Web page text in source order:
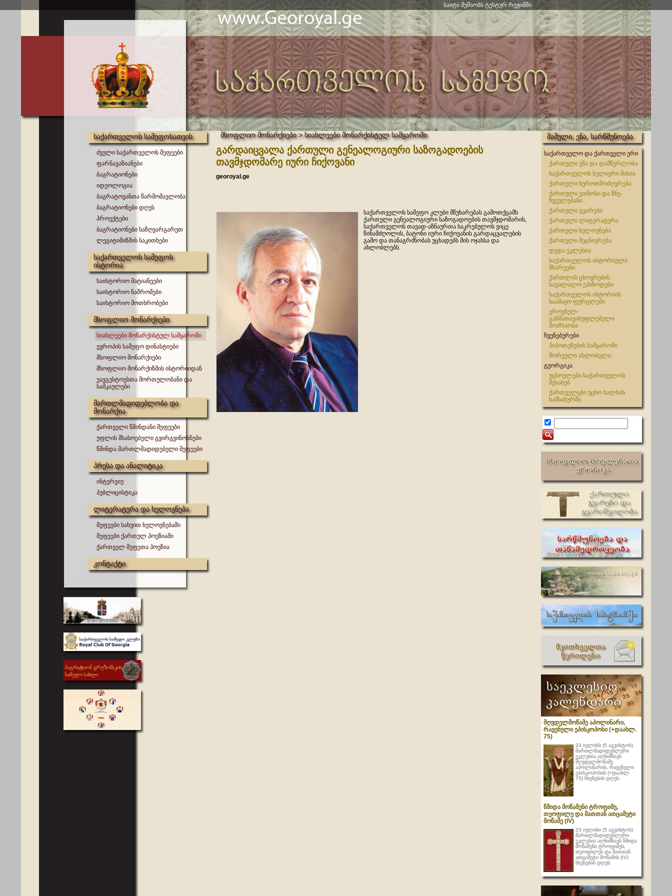
საიტი მუშაობს ტესტურ რეჟიმში
საქართველოს სამეფოსათვის
ძველი საქართველოს მეფეები
ფარნავაზიანები
ბაგრატიონები
იდეოლოგია
ბაგრატოვანთა წარმომავლობა
ბაგრატიონები დღეს
პროექტები
ბაგრატიონები საზღვარგარეთ
ლეგიტიმიზმის საკითხები
საქართველოს სამეფოს
ისტორია
საისტორიო მატიანეები
საისტორიო ნაშრომები
საისტორიო მოთხრობები
მსოფლიო მონარქიები
სიახლეები მონარქისტულ სამყაროში
ევროპის სამეფო დინასტიები
მსოფლიო მონარქიები
მსოფლიო მონარქიზმის ისტორიიდან
უავგუსტოესთა მორთულობანი და
სამკაულები
მართლმადიდებლობა და
მონარქია
ქართველი წმინდანი მეფეები
უფლის მსასოებელი გვირგვინოსნები
წმინდა მართლმადიდებელი მეფეები
პრესა და ანალიტიკა
ინტერვიუ
პუბლიცისტიკა
ლიტერატურა და ხელოვნება
მეფეები სახვით ხელოვნებაში
მეფეები ქართულ პოეზიაში
ქართველ მეფეთა პოეზია
კონტაქტი
მსოფლიო მონარქიები > სიახლეები მონარქისტულ სამყაროში
გარდაიცვალა ქართული გენეალოგიური საზოგადოების
თავმჯდომარე იური ჩიქოვანი
georoyal.ge
საქართველოს სამეფო კლუბი მწუხარებას გამოთქცამს
ქართული გენეალოგიური საზოგადოების თავმჯდომარის,
საქართველოს თავად-აზნაურთა საკრებულოს ვიცე
წინამძღოლის, ბატონი იური ჩიქოვანის გარდაცვალების
გამო და თანაგრძნობას უცხადებს მის ოჯახსა და
ახლობლებს.
მამული, ენა, სარწმუნოება
საქართველო და ქართველი ერი
ქართული ენა და დამწერლობა
საქართველოს სულიერი მისია
ქართული ხუროთმოძღვრება
ქართული ეთნოსი და ზნე-
ჩვეულებანი
ქართული გვარები
ქართული ლიტერატურა
ქართული ხელოვნება
ქართული მეცნიერება
დედა ეკლესია
საქართველოს ისტორიული
მხარეები
ქართლის ცხოვრების
სავალალო ეპიზოდები
საქართველოს ისტორიის
საამაყო ფურცლები
ეროვნულ-
განმათავისუფლებელი
მოძრაობა
ჩვენებურები
ჰიპოთეზების სამყაროში
შორეული ახლობელი
გეორგიკა
უცხოელები საქართველოს
შესახებ
ქართველები უცხო ხალხის
სამსახურში
მღვდელმოწამე აპოლინარი,
რავენელი ეპისკოპოსი (+დაახლ.
75)
23 ივლისს (5 აგვისტოს)
მართლმადიდებლური
ეკლესია აღნიშნავს
მღვდელმოწამე
აპოლინარის, რავენელი
ეპისკოპოსის (+დაახლ.
75) ხსენების დღეს.
წმიდა მოწამენი ტროფიმე,
თეოფილე და მათთან ათცამეტი
მოწამე (IV)
23 ივლისი (5 აგვისტოს)
მართლმადიდებლური
ეკლესია აღნიშნავს წმიდა
მოწამენი ტროფიმეს,
თეოფილეს და მათთან
ათცამეტი მოწამის (IV)
ხსენების დღეს.